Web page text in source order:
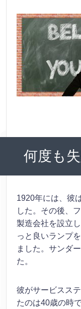
何度も
1920年には、彼
した。その後、
製造会社を設立
っと良いランプ
ました。サンダ
た。
彼がサービスス
たのは40歳の時